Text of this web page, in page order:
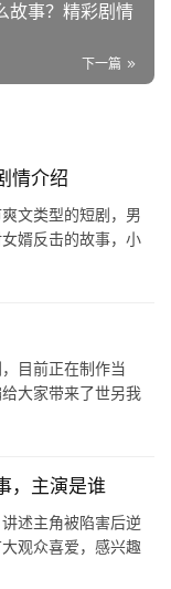
故事？精彩剧情
下一篇
情介绍
文类型的短剧，男
婿反击的故事，小
目前正在制作当
大家带来了世另我
，主演是谁
述主角被陷害后逆
观众喜爱，感兴趣